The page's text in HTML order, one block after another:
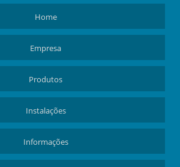
Home
Empresa
Produtos
Instalações
Informações